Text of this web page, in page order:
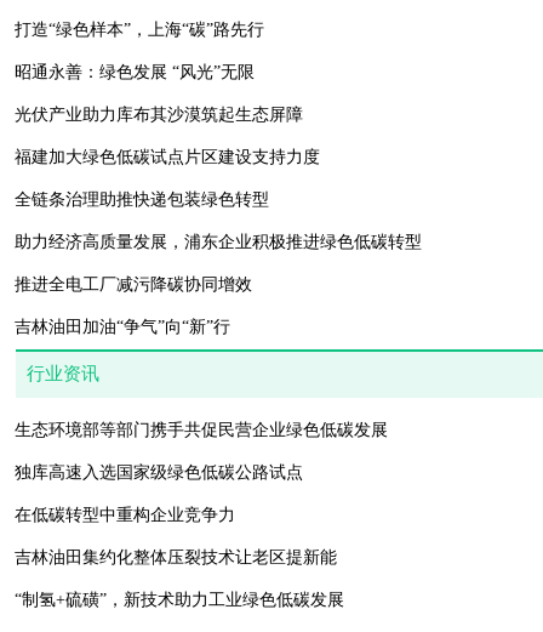
打造“绿色样本”，上海“碳”路先行
昭通永善：绿色发展 “风光”无限
光伏产业助力库布其沙漠筑起生态屏障
福建加大绿色低碳试点片区建设支持力度
全链条治理助推快递包装绿色转型
助力经济高质量发展，浦东企业积极推进绿色低碳转型
推进全电工厂减污降碳协同增效
吉林油田加油“争气”向“新”行
行业资讯
生态环境部等部门携手共促民营企业绿色低碳发展
独库高速入选国家级绿色低碳公路试点
在低碳转型中重构企业竞争力
吉林油田集约化整体压裂技术让老区提新能
“制氢+硫磺”，新技术助力工业绿色低碳发展